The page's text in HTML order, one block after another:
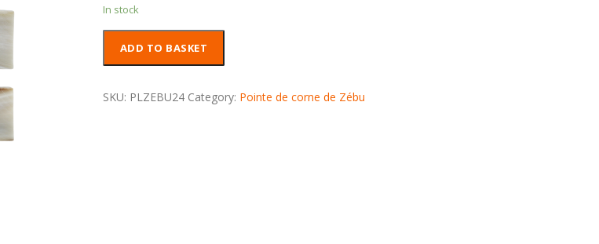
In stock
pointe
Zébu
ADD TO BASKET
SKU: PLZEBU24 Category: Pointe de corne de Zébu